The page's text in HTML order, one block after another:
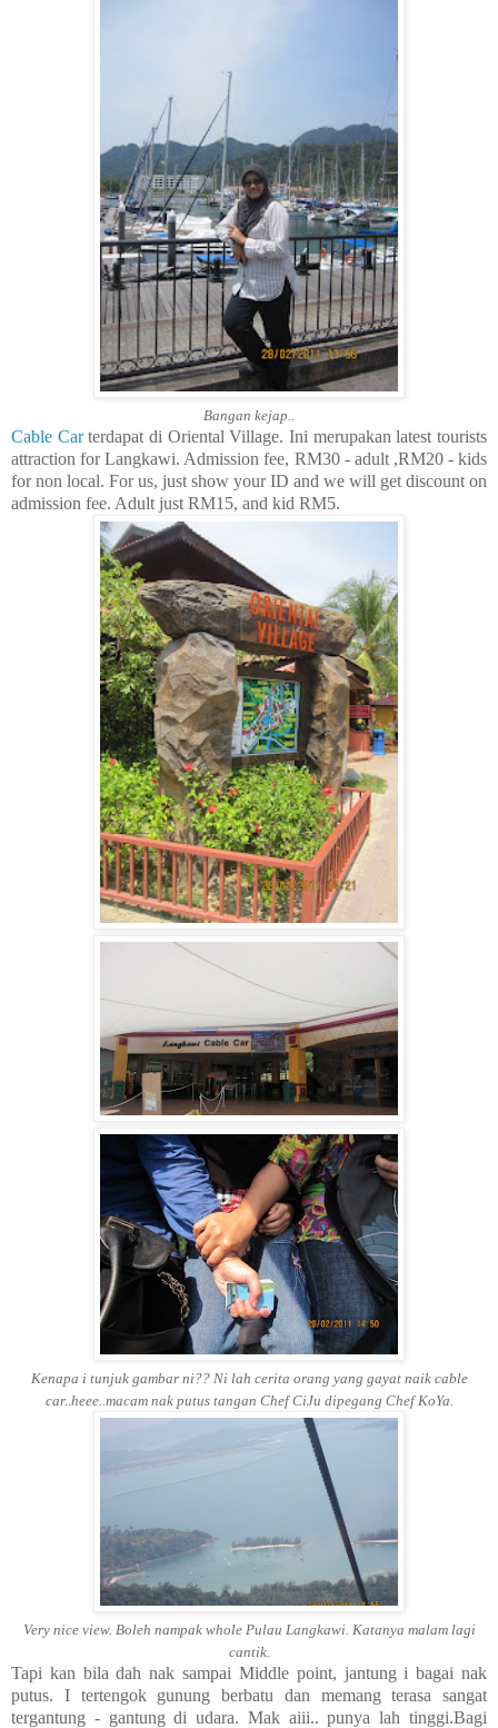
Bangan kejap..
Cable Carterdapat di Oriental Village. Ini merupakan latest tourists
attraction for Langkawi. Admission fee, RM30 - adult ,RM20 - kids
for non local. For us, just show your ID and we will get discount on
admission fee. Adult just RM15, and kid RM5.
Kenapa i tunjuk gambar ni?? Ni lah cerita orang yang gayat naik cable
car..heee..macam nak putus tangan Chef CiJu dipegang Chef KoYa.
Very nice view. Boleh nampak whole Pulau Langkawi. Katanya malam lagi
cantik.
Tapi kan bila dah nak sampai Middle point, jantung i bagai nak
putus. I tertengok gunung berbatu dan memang terasa sangat
tergantung - gantung di udara. Mak aiii.. punya lah tinggi.Bagi